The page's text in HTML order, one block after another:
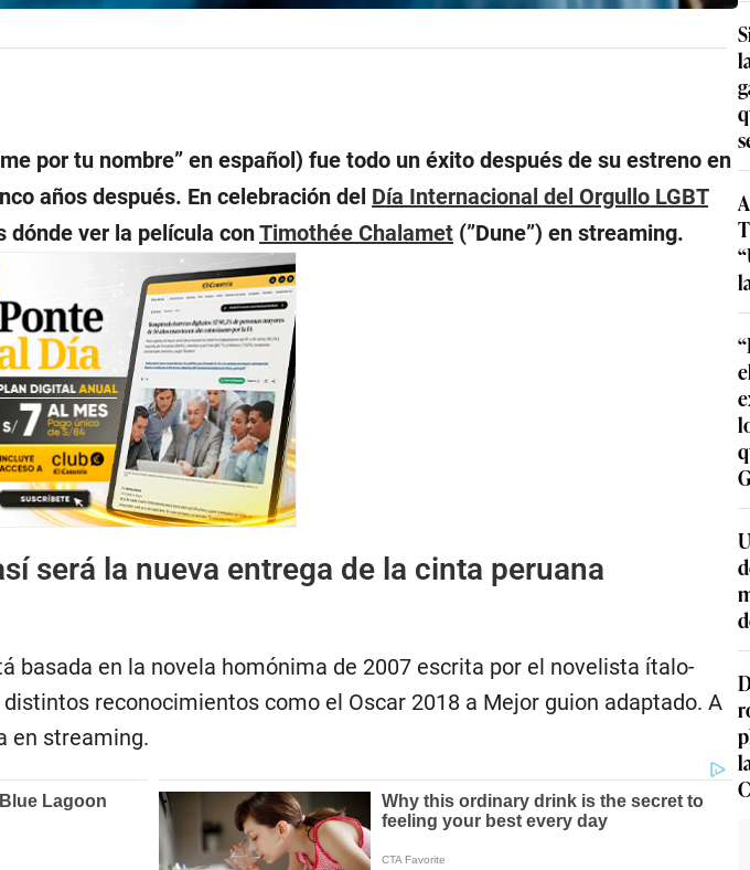
por tu nombre” en español) fue todo un éxito después de su estreno en
años después. En celebración del Día Internacional del Orgullo LGBT
dónde ver la película conTimothée Chalamet (”Dune”) en streaming.
será la nueva entrega de la cinta peruana
basada en la novela homónima de 2007 escrita por el novelista ítalo-
reconocimientos como el Oscar 2018 a Mejor guion adaptado. A
en streaming.